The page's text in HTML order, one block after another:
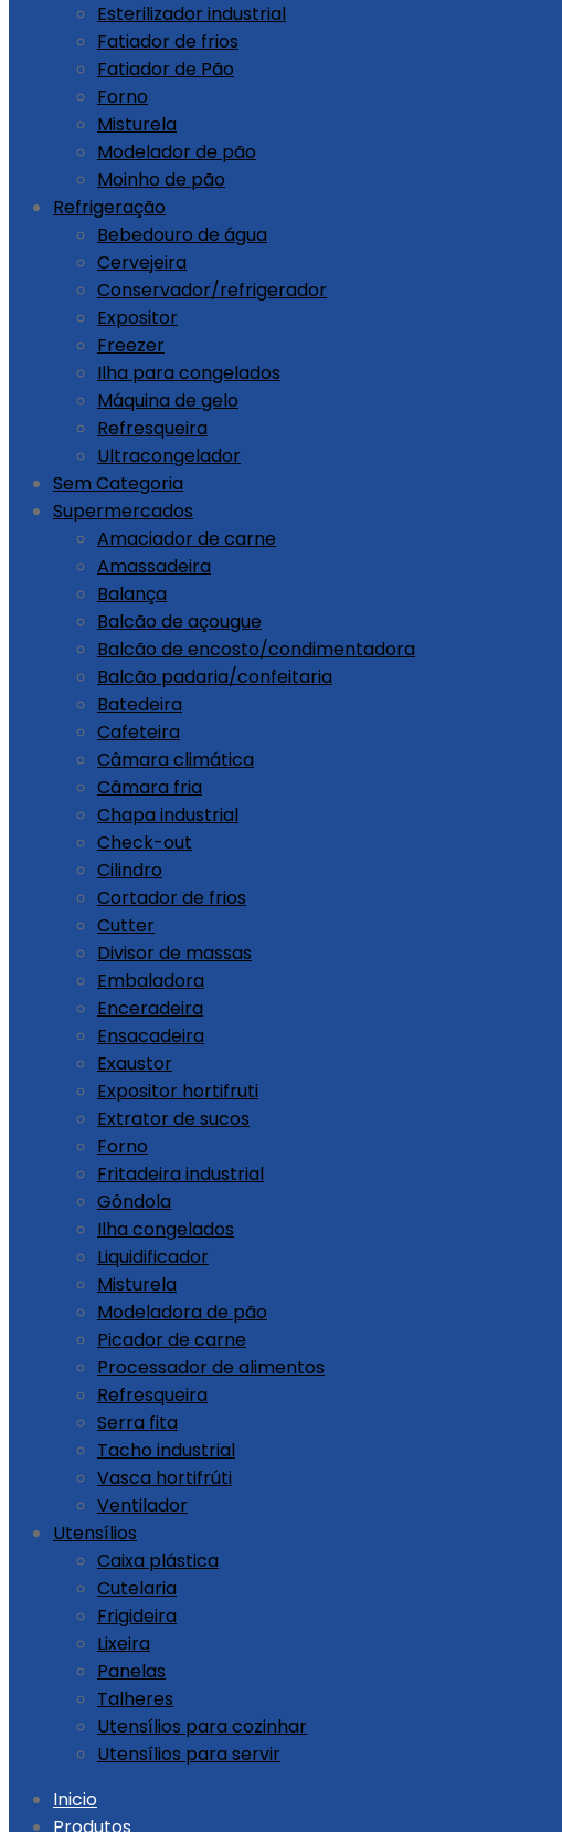
Esterilizador industrial
Fatiador de frios
Fatiador de Pão
Forno
Misturela
Modelador de pão
Moinho de pão
Refrigeração
Bebedouro de água
Cervejeira
Conservador/refrigerador
Expositor
Freezer
Ilha para congelados
Máquina de gelo
Refresqueira
Ultracongelador
Sem Categoria
Supermercados
Amaciador de carne
Amassadeira
Balança
Balcão de açougue
Balcão de encosto/condimentadora
Balcão padaria/confeitaria
Batedeira
Cafeteira
Câmara climática
Câmara fria
Chapa industrial
Check-out
Cilindro
Cortador de frios
Cutter
Divisor de massas
Embaladora
Enceradeira
Ensacadeira
Exaustor
Expositor hortifruti
Extrator de sucos
Forno
Fritadeira industrial
Gôndola
Ilha congelados
Liquidificador
Misturela
Modeladora de pão
Picador de carne
Processador de alimentos
Refresqueira
Serra fita
Tacho industrial
Vasca hortifrúti
Ventilador
Utensílios
Caixa plástica
Cutelaria
Frigideira
Lixeira
Panelas
Talheres
Utensílios para cozinhar
Utensílios para servir
Skip Inicio